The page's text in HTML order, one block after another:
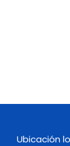
Ubicación